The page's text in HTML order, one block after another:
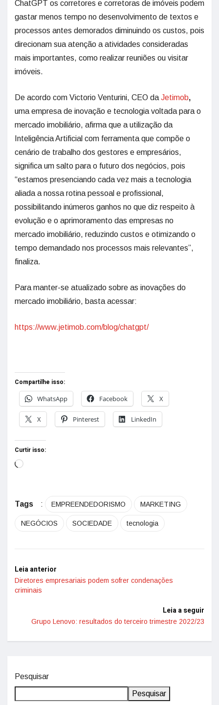
ChatGPT os corretores e corretoras de imóveis podem
gastar menos tempo no desenvolvimento de textos e
processos antes demorados diminuindo os custos, pois
direcionam sua atenção a atividades consideradas
mais importantes, como realizar reuniões ou visitar
imóveis.
De acordo com Victorio Venturini, CEO da Jetimob,
uma empresa de inovação e tecnologia voltada para o
mercado imobiliário, afirma que a utilização da
Inteligência Artificial com ferramenta que compõe o
cenário de trabalho dos gestores e empresários,
significa um salto para o futuro dos negócios, pois
“estamos presenciando cada vez mais a tecnologia
aliada a nossa rotina pessoal e profissional,
possibilitando inúmeros ganhos no que diz respeito à
evolução e o aprimoramento das empresas no
mercado imobiliário, reduzindo custos e otimizando o
tempo demandado nos processos mais relevantes”,
finaliza.
Para manter-se atualizado sobre as inovações do
mercado imobiliário, basta acessar:
https://www.jetimob.com/blog/chatgpt/
Compartilhe isso:
WhatsApp
Facebook X
X Pinterest LinkedIn
Curtir isso:
Tags : EMPREENDEDORISMO MARKETING
NEGÓCIOS SOCIEDADE tecnologia
Leia anterior
Diretores empresariais podem sofrer condenações
criminais
Leia a seguir
Grupo Lenovo: resultados do terceiro trimestre 2022/23
Pesquisar
Pesquisar